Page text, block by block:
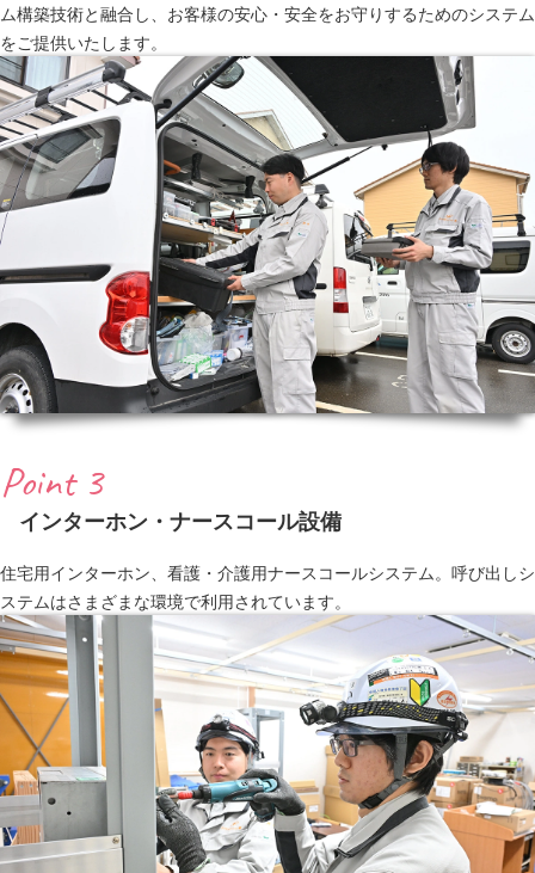
ム構築技術と融合し、お客様の安心・安全をお守りするためのシステム
をご提供いたします。
Point 3
インターホン・ナースコール設備
住宅用インターホン、看護・介護用ナースコールシステム。呼び出しシ
ステムはさまざまな環境で利用されています。